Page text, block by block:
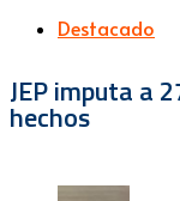
Destacado
JEP imputa a
hechos